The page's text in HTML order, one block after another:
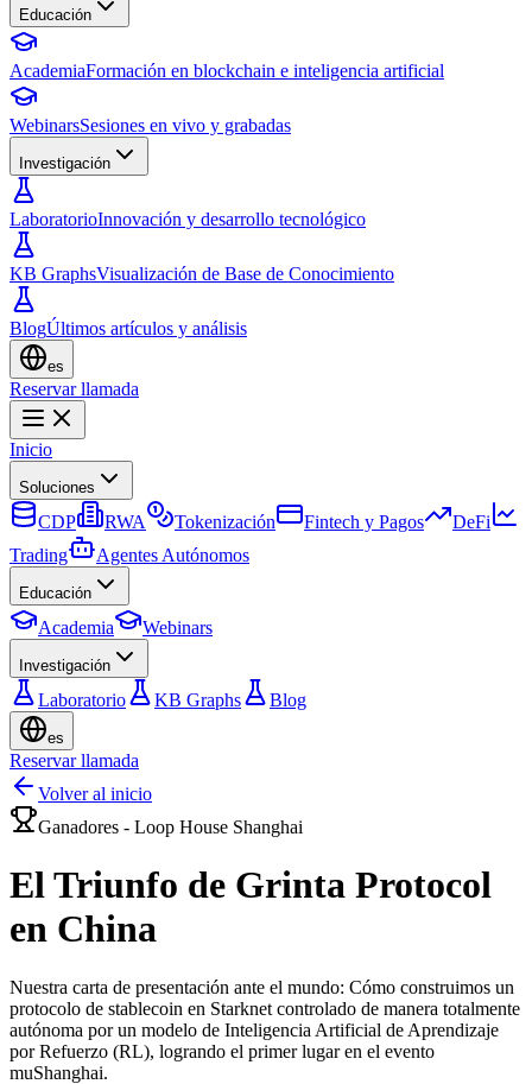
Educación
AcademiaFormación en blockchain e inteligencia artificial
WebinarsSesiones en vivo y grabadas
Investigación
LaboratorioInnovación y desarrollo tecnológico
KB GraphsVisualización de Base de Conocimiento
BlogÚltimos artículos y análisis
es
Reservar llamada
Inicio
Soluciones
CDP RWA Tokenización Fintech y Pagos
DeFi
Trading
Agentes Autónomos
Educación
Academia Webinars
Investigación
Laboratorio KB Graphs Blog
es
Reservar llamada
Volver al inicio
Ganadores - Loop House Shanghai
El Triunfo de Grinta Protocol
en China
Nuestra carta de presentación ante el mundo: Cómo construimos un
protocolo de stablecoin en Starknet controlado de manera totalmente
autónoma por un modelo de Inteligencia Artificial de Aprendizaje
por Refuerzo (RL), logrando el primer lugar en el evento
muShanghai.